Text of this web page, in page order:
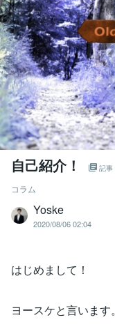
自己紹介！ 記事
コラム
Yoske
2020/08/06 02:04
はじめまして！
ヨースケと言います。